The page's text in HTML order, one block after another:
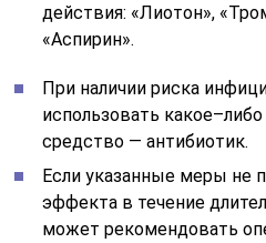
действия: «Лиотон»,
«Аспирин».
При наличии риска
использовать
средство — антибиотик.
Если указанные меры не
эффекта в течение
может рекомендовать